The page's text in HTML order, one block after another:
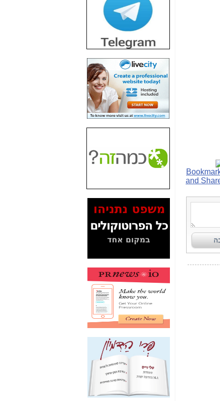
חשיפת מה שלא
רוצים שתדעו בעניין
פריסת אנלימיטד
(בניחוח בלתי נסבל) -
כאן
חשיפה: איוב קרא
אישר לקבוצת סלקום
בדיוק מה שביבי אישר
כאן
האם השר איוב קרא
היה צריך בכלל לחתום
על האישור, שנתן
האם ביבי וקרא קבלו
בכלל תמורה עבור
המסמכים בנושא בזק-
Yes (תיק 4000)
לאיש הלא נכון! -כאן
עובדות ומסמכים
האם ביבי כשר
תקשורת עזר לקב'
בזק? -כאן
מה מקור ה-Fake
News שהביא לתפירת
תיק לביבי והעלמת
החשודים הנכונים -כאן
אחת הרגליים של "תיק
4000 התפור"
התמוטטה היום
בניצחון (כפול) של בזק
כאן
איך כתבות מפנקות